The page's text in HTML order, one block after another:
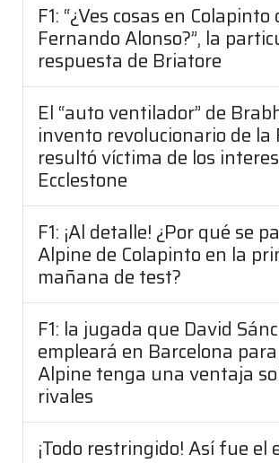
F1: “¿Ves cosas en
Fernando Alonso?”, la
respuesta de Briatore
El “auto ventilador” de
invento revolucionario de la
resultó víctima de los
Ecclestone
F1: ¡Al detalle! ¿Por qué se
Alpine de Colapinto en la
mañana de test?
F1: la jugada que David
empleará en Barcelona
Alpine tenga una ventaja
rivales
¡Todo restringido! Así fue el